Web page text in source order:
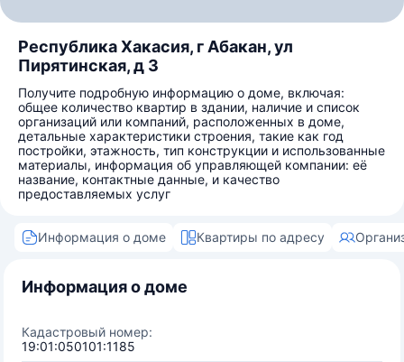
Республика Хакасия, г Абакан, ул
Пирятинская, д 3
Получите подробную информацию о доме, включая:
общее количество квартир в здании, наличие и список
организаций или компаний, расположенных в доме,
детальные характеристики строения, такие как год
постройки, этажность, тип конструкции и использованные
материалы, информация об управляющей компании: её
название, контактные данные, и качество
предоставляемых услуг
Информация о доме Квартиры по адресу
Информация о доме
Кадастровый номер:
19:01:050101:1185